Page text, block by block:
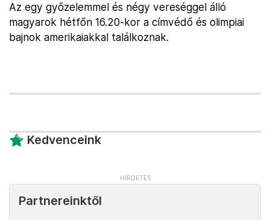
Az egy győzelemmel és négy vereséggel álló
magyarok hétfőn 16.20-kor a címvédő és olimpiai
bajnok amerikaiakkal találkoznak.
Kedvenceink
Partnereinktől